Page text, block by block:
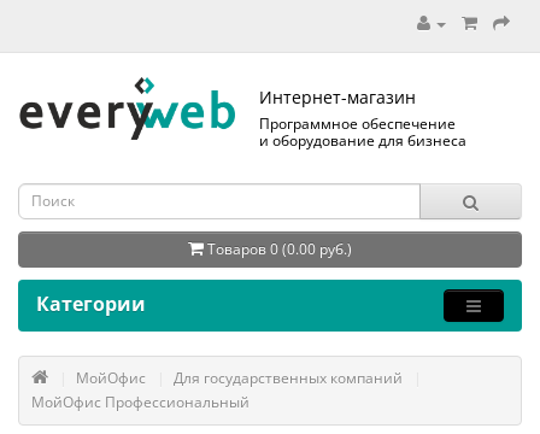
Интернет-магазин
Программное обеспечение
и оборудование для бизнеса
Товаров 0 (0.00 руб.)
Категории
МойОфис
Для государственных компаний
МойОфис Профессиональный